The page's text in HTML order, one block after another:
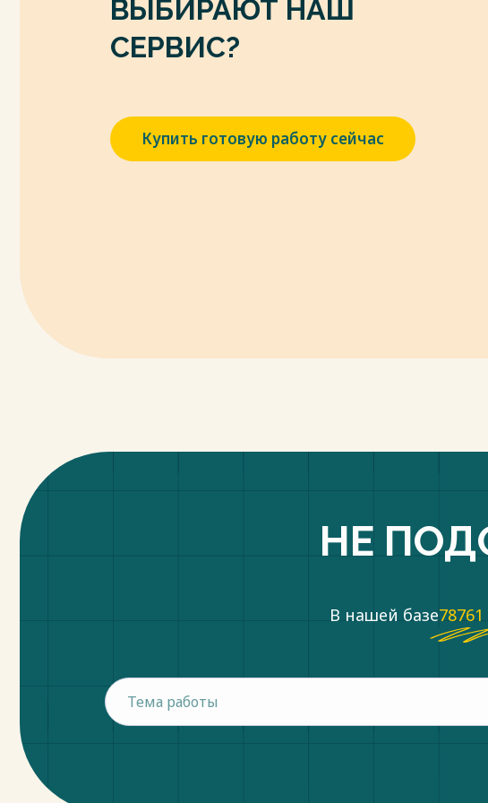
3. Баглай М.В., Габричидзе Б.Н. Конституционное
Федерации. – М:. Инфра, 2023. - 351 с. .
4. Баламезов С. Конституционное право. Учебник для
5. Баранов, Н. А. Политология. Современная
вузов / Н. А. Баранов. – 2-е изд., испр. и доп. – М.
6. Валовая, М. Д. Политология : учебник / М. Д.
7. Васильева С.В. Конституционное право России:
и доп. / С.В. Васильева, В.А. Виноградов, В.Д. Мазаев. -
8. Гаджиев, К. С. Введение в политическую теорию :
ВЫБИРАЮТ НАШ
СЕРВИС?
Купить готовую работу сейчас
НЕ
В нашей базе